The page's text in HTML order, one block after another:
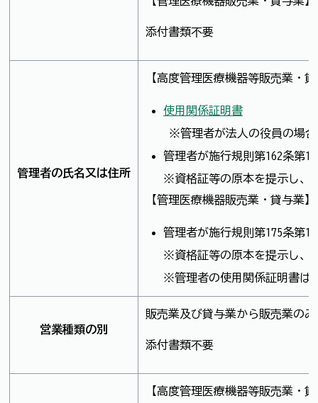
添付書類不要
管理者の氏名又は住所
【高度管理医療機器等販売業・
使用関係証明書
※管理者が法人の役員の場
管理者が施行規則第162条第1
※資格証等の原本を提示し、
【管理医療機器販売業・貸与業】
管理者が施行規則第175条第1
※資格証等の原本を提示し、
※管理者の使用関係証明書は
営業種類の別
販売業及び貸与業から販売業の
添付書類不要
【高度管理医療機器等販売業・